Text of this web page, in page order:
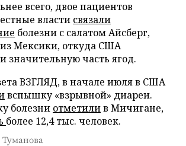
всего, двое пациентов
власти связали
болезни с салатом Айсберг,
Мексики, откуда США
значительную часть ягод.
ВЗГЛЯД, в начале июля в США
вспышку «взрывной» диареи.
болезни отметилив Мичигане,
более 12,4 тыс. человек.